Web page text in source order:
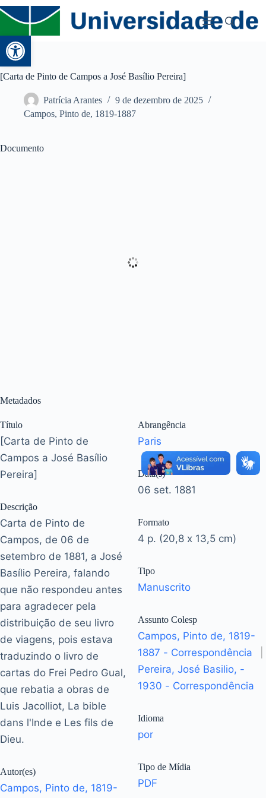
Abrir a barra de ferramentas
[Carta de Pinto de Campos a José Basílio Pereira]
Patrícia Arantes
9 de dezembro de 2025
Campos, Pinto de, 1819-1887
Documento
Metadados
Título
[Carta de Pinto de
Campos a José Basílio
Pereira]
Descrição
Carta de Pinto de
Campos, de 06 de
setembro de 1881, a José
Basílio Pereira, falando
que não respondeu antes
para agradecer pela
distribuição de seu livro
de viagens, pois estava
traduzindo o livro de
cartas do Frei Pedro Gual,
que rebatia a obras de
Luis Jacolliot, La bible
dans l'Inde e Les fils de
Dieu.
Autor(es)
Campos, Pinto de, 1819-
Abrangência
Paris
Data(s)
06 set. 1881
Formato
4 p. (20,8 x 13,5 cm)
Tipo
Manuscrito
Assunto Colesp
Campos, Pinto de, 1819-
1887 - Correspondência
Pereira, José Basilio, -
1930 - Correspondência
Idioma
por
Tipo de Mídia
PDF